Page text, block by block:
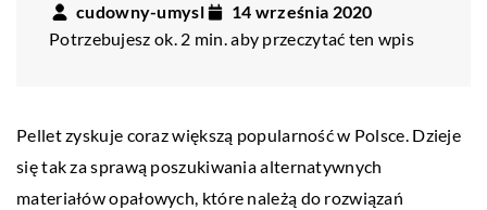
cudowny-umysl
14 września 2020
Potrzebujesz ok. 2 min. aby przeczytać ten wpis
Pellet zyskuje coraz większą popularność w Polsce. Dzieje
się tak za sprawą poszukiwania alternatywnych
materiałów opałowych, które należą do rozwiązań